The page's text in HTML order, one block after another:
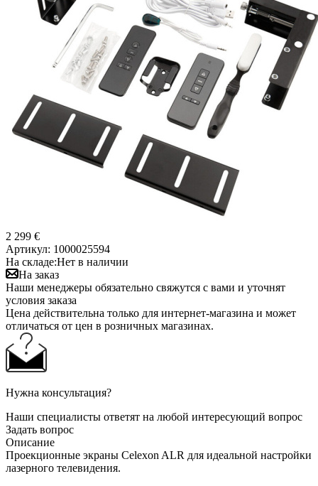
2 299 €
Артикул: 1000025594
На складе:Нет в наличии
На заказ
Наши менеджеры обязательно свяжутся с вами и уточнят
условия заказа
Цена действительна только для интернет-магазина и может
отличаться от цен в розничных магазинах.
Нужна консультация?
Наши специалисты ответят на любой интересующий вопрос
Задать вопрос
Описание
Проекционные экраны Celexon ALR для идеальной настройки
лазерного телевидения.